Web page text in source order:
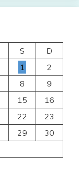
S
D
1
2
8
9
15
16
22
23
29
30